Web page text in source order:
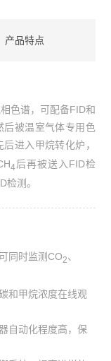
产品特点
色谱，可配备FID和
后被温室气体专用色
后进入甲烷转化炉，
4后再被送入FID检
检测。
同时监测CO2、
和甲烷浓度在线观
自动化程度高，保